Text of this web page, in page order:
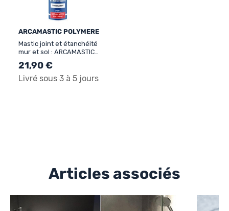
ARCAMASTIC POLYMERE
Mastic joint et étanchéité
mur et sol : ARCAMASTIC
POLYMERE
21,90 €
Livré sous 3 à 5 jours
Articles associés